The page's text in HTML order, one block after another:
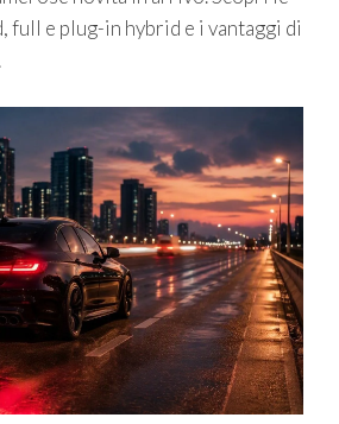
full e plug-in hybrid e i vantaggi di